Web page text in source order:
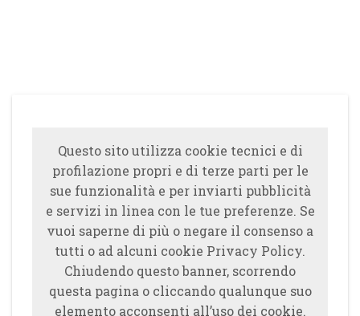
Questo sito utilizza cookie tecnici e di
profilazione propri e di terze parti per le
sue funzionalità e per inviarti pubblicità
e servizi in linea con le tue preferenze. Se
vuoi saperne di più o negare il consenso a
tutti o ad alcuni cookie Privacy Policy.
Chiudendo questo banner, scorrendo
questa pagina o cliccando qualunque suo
elemento acconsenti all’uso dei cookie.